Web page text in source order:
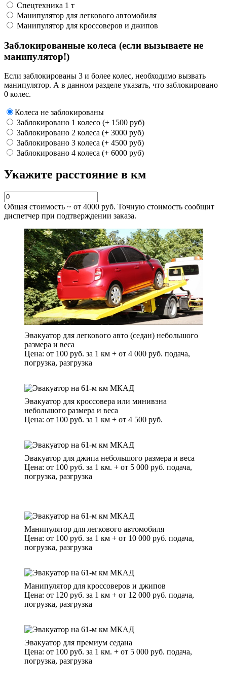
Спецтехника 1 т
Манипулятор для легкового автомобиля
Манипулятор для кроссоверов и джипов
Заблокированные колеса (если вызываете не
манипулятор!)
Если заблокированы 3 и более колес, необходимо вызвать
манипулятор. А в данном разделе указать, что заблокировано
0 колес.
Колеса не заблокированы
Заблокировано 1 колесо (+ 1500 руб)
Заблокировано 2 колеса (+ 3000 руб)
Заблокировано 3 колеса (+ 4500 руб)
Заблокировано 4 колеса (+ 6000 руб)
Укажите расстояние в км
Общая стоимость ~ от 4000 руб. Точную стоимость сообщит
диспетчер при подтверждении заказа.
Эвакуатор для легкового авто (седан) небольшого
размера и веса
Цена: от 100 руб. за 1 км + от 4 000 руб. подача,
погрузка, разгрузка
Эвакуатор для кроссовера или минивэна
небольшого размера и веса
Цена: от 100 руб. за 1 км + от 4 500 руб.
Эвакуатор для джипа небольшого размера и веса
Цена: от 100 руб. за 1 км. + от 5 000 руб. подача,
погрузка, разгрузка
Манипулятор для легкового автомобиля
Цена: от 100 руб. за 1 км + от 10 000 руб. подача,
погрузка, разгрузка
Манипулятор для кроссоверов и джипов
Цена: от 120 руб. за 1 км + от 12 000 руб. подача,
погрузка, разгрузка
Эвакуатор для премиум седана
Цена: от 100 руб. за 1 км. + от 5 000 руб. подача,
погрузка, разгрузка